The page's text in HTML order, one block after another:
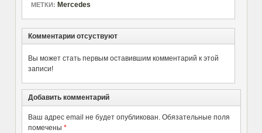
МЕТКИ: Mercedes
Комментарии отсуствуют
Вы может стать первым оставившим комментарий к этой
записи!
Добавить комментарий
Ваш адрес email не будет опубликован. Обязательные поля
помечены *